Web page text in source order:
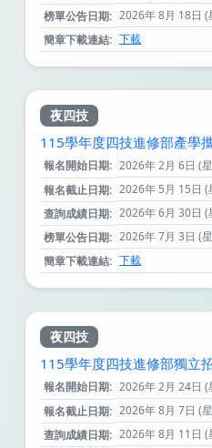
榜單公告日期: 2026年 8月 18日
簡章下載連結: 下載
夜四技
115學年度四技進修部產學
報名開始日期: 2026年 2月 6日 (
報名截止日期: 2026年 5月 15日
查詢成績日期: 2026年 6月 30日
榜單公告日期: 2026年 7月 3日 (
簡章下載連結: 下載
夜四技
115學年度四技進修部獨立
報名開始日期: 2026年 2月 24日
報名截止日期: 2026年 8月 7日 (
查詢成績日期: 2026年 8月 11日